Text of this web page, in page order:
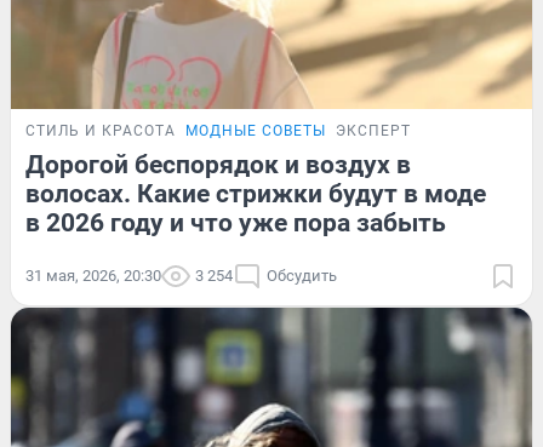
СТИЛЬ И КРАСОТА МОДНЫЕ СОВЕТЫ ЭКСПЕРТ
Дорогой беспорядок и воздух в
волосах. Какие стрижки будут в моде
в 2026 году и что уже пора забыть
31 мая, 2026, 20:30 3 254 Обсудить